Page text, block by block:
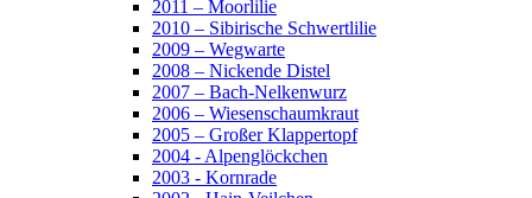
2011 – Moorlilie
2010 – Sibirische Schwertlilie
2009 – Wegwarte
2008 – Nickende Distel
2007 – Bach-Nelkenwurz
2006 – Wiesenschaumkraut
2005 – Großer Klappertopf
2004 - Alpenglöckchen
2003 - Kornrade